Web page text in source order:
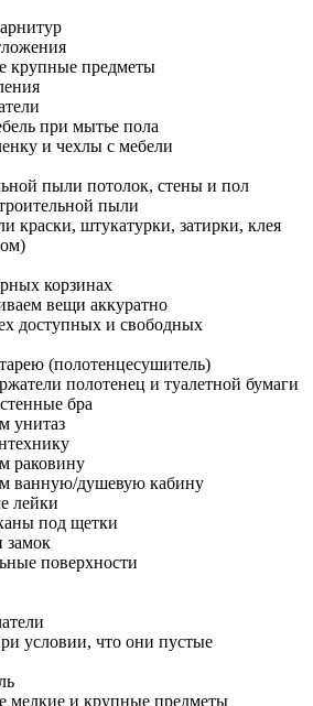
крупные предметы
при мытье пола
и чехлы с мебели
пыли потолок, стены и пол
пыли
краски, штукатурки, затирки, клея
корзинах
вещи аккуратно
доступных и свободных
(полотенцесушитель)
полотенец и туалетной бумаги
бра
унитаз
раковину
ванную/душевую кабину
лейки
под щетки
замок
поверхности
условии, что они пустые
мелкие и крупные предметы